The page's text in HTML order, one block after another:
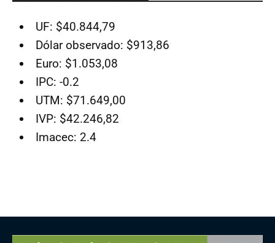
UF: $40.844,79
Dólar observado: $913,86
Euro: $1.053,08
IPC: -0.2
UTM: $71.649,00
IVP: $42.246,82
Imacec: 2.4